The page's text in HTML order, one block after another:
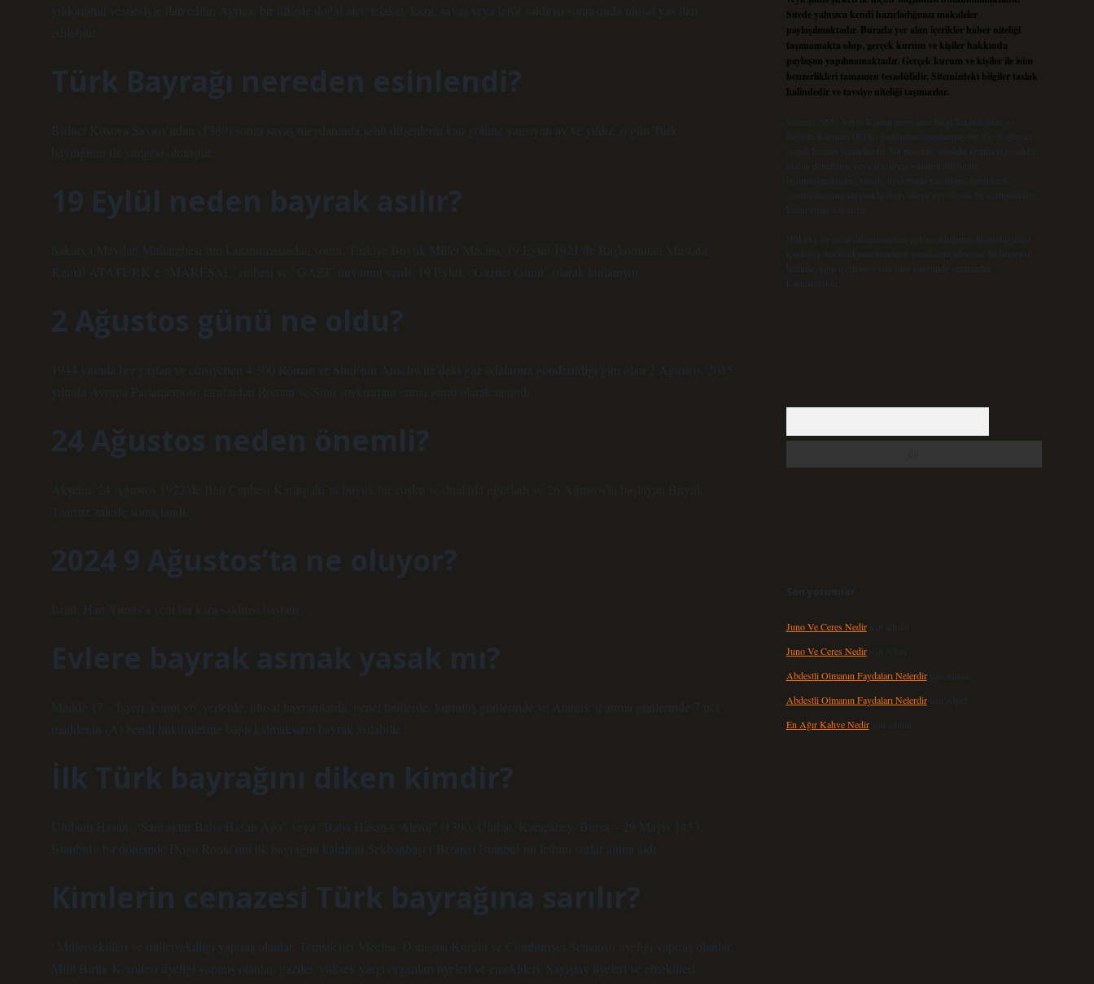
yıldönümü vesilesiyle ilan edilir. Ayrıca, bir ülkede doğal afet, felaket, kaza, savaş veya terör saldırısı sonrasında ulusal yas ilan
edilebilir.
Türk Bayrağı nereden esinlendi?
Birinci Kosova Savaşı’ndan (1389) sonra savaş meydanında şehit düşenlerin kan gölüne yansıyan ay ve yıldız, o gün Türk
bayrağının ilk simgesi olmuştur.
19 Eylül neden bayrak asılır?
Sakarya Meydan Muharebesi’nin kazanılmasından sonra, Türkiye Büyük Millet Meclisi, 19 Eylül 1921’de Başkomutan Mustafa
Kemal ATATÜRK’e “MAREŞAL” rütbesi ve “GAZİ” unvanını verdi. 19 Eylül, “Gaziler Günü” olarak kutlanıyor.
2 Ağustos günü ne oldu?
1944 yılında her yaştan ve cinsiyetten 4.300 Roman ve Sinti’nin Auschwitz’deki gaz odalarına gönderildiği gün olan 2 Ağustos, 2015
yılında Avrupa Parlamentosu tarafından Roman ve Sinti soykırımını anma günü olarak tanındı.
24 Ağustos neden önemli?
Akşehir, 24 Ağustos 1922’de Batı Cephesi Karargahı’nı büyük bir coşku ve dualarla uğurladı ve 26 Ağustos’ta başlayan Büyük
Taarruz zaferle sonuçlandı.
2024 9 Ağustos’ta ne oluyor?
İsrail, Han Yunus’a yeni bir kara saldırısı başlattı.
Evlere bayrak asmak yasak mı?
Madde 17 – İşyeri, konut vb. yerlerde, ulusal bayramlarda, genel tatillerde, kurtuluş günlerinde ve Atatürk’ü anma günlerinde 7 nci
maddenin (A) bendi hükümlerine bağlı kalmaksızın bayrak asılabilir.
İlk Türk bayrağını diken kimdir?
Ulubatlı Hasan, “Sancaktar Baba Hasan Ağa” veya “Baba Hasan-ı ‘Alemî” (1390, Ulubat, Karacabey, Bursa – 29 Mayıs 1453,
İstanbul), bu dönemde Doğu Roma’nın ilk bayrağını kaldıran Sekbanbaşı ( Bizans) İstanbul’un fethini surlar altına aldı.
Kimlerin cenazesi Türk bayrağına sarılır?
“Milletvekilleri ve milletvekilliği yapmış olanlar, Temsilciler Meclisi, Danışma Kurulu ve Cumhuriyet Senatosu üyeliği yapmış olanlar,
Milli Birlik Komitesi üyeliği yapmış olanlar, gaziler, yüksek yargı organları üyeleri ve emeklileri, Sayıştay üyeleri ve emeklileri,
Sitede yalnızca kendi hazırladığımız makaleler
paylaşılmaktadır. Burada yer alan içerikler haber niteliği
taşımamakta olup, gerçek kurum ve kişiler hakkında
paylaşım yapılmamaktadır. Gerçek kurum ve kişiler ile isim
benzerlikleri tamamen tesadüfidir. Sitemizdeki bilgiler taslak
halindedir ve tavsiye niteliği taşımazlar.
Sitemiz, 5651 Sayılı Kanun gereğince Bilgi Teknolojileri ve
İletişim Kurumu (BTK) tarafından onaylanmış bir Yer Sağlayıcı
olarak hizmet vermektedir. Bu nedenle, sitedeki içerikleri proaktif
olarak denetleme veya araştırma yükümlülüğümüz
bulunmamaktadır. Ancak, üyelerimiz yazdıkları içeriklerin
sorumluluğunu taşımakta olup, siteye üye olarak bu sorumluluğu
kabul etmiş sayılırlar.
Hukuka ve yasal düzenlemelere aykırı olduğunu düşündüğünüz
içerikleri,
backlinkpanelicomtr@gmail.com
adresine bildirmeniz
halinde, ilgili içerikler yasal süre içerisinde sitemizden
kaldırılacaktır.
Son yorumlar
Juno Ve Ceres Nediriçin
admin
Juno Ve Ceres Nediriçin Altan
Abdestli Olmanın Faydaları Nelerdiriçin
admin
Abdestli Olmanın Faydaları Nelerdiriçin Alper
En Ağır Kahve Nediriçin admin